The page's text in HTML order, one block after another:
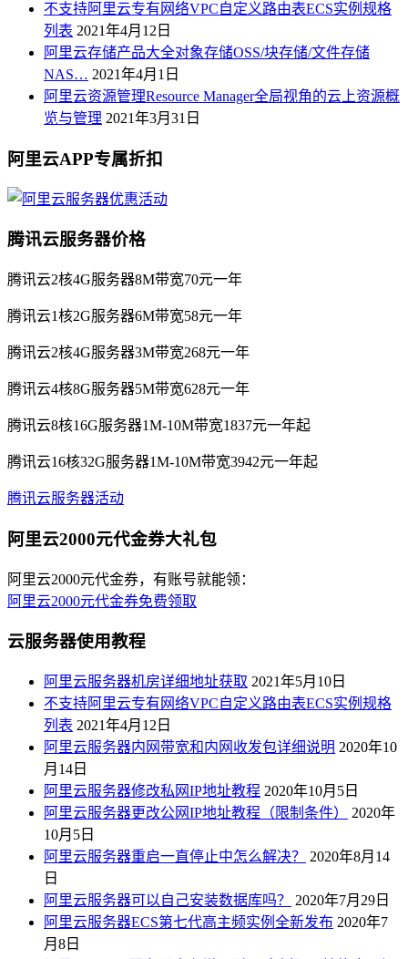
不支持阿里云专有网络VPC自定义路由表ECS实例规格
列表 2021年4月12日
阿里云存储产品大全对象存储OSS/块存储/文件存储
NAS… 2021年4月1日
阿里云资源管理Resource Manager全局视角的云上资源概
览与管理 2021年3月31日
阿里云APP专属折扣
腾讯云服务器价格
腾讯云2核4G服务器8M带宽70元一年
腾讯云1核2G服务器6M带宽58元一年
腾讯云2核4G服务器3M带宽268元一年
腾讯云4核8G服务器5M带宽628元一年
腾讯云8核16G服务器1M-10M带宽1837元一年起
腾讯云16核32G服务器1M-10M带宽3942元一年起
腾讯云服务器活动
阿里云2000元代金券大礼包
阿里云2000元代金券，有账号就能领：
阿里云2000元代金券免费领取
云服务器使用教程
阿里云服务器机房详细地址获取 2021年5月10日
不支持阿里云专有网络VPC自定义路由表ECS实例规格
列表 2021年4月12日
阿里云服务器内网带宽和内网收发包详细说明 2020年10
月14日
阿里云服务器修改私网IP地址教程 2020年10月5日
阿里云服务器更改公网IP地址教程（限制条件）
2020年
10月5日
阿里云服务器重启一直停止中怎么解决？
2020年8月14
日
阿里云服务器可以自己安装数据库吗？
2020年7月29日
阿里云服务器ECS第七代高主频实例全新发布 2020年7
月8日